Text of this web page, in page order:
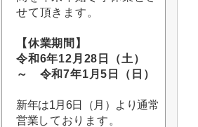
せて頂きます。
【休業期間】
令和6年12月28日（土）
～ 令和7年1月5日（日）
新年は1月6日（月）より通常
営業しております。